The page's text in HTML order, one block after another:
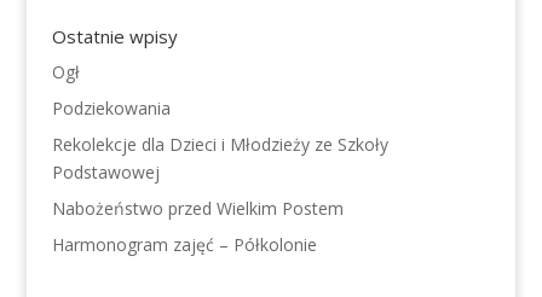
Ostatnie wpisy
Ogł
Podziekowania
Rekolekcje dla Dzieci i Młodzieży ze Szkoły
Podstawowej
Nabożeństwo przed Wielkim Postem
Harmonogram zajęć – Półkolonie